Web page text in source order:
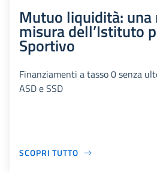
Mutuo liquidità: una
misura dell’Istituto
Sportivo
Finanziamenti a tasso 0 senza
ASD e SSD
SCOPRI TUTTO